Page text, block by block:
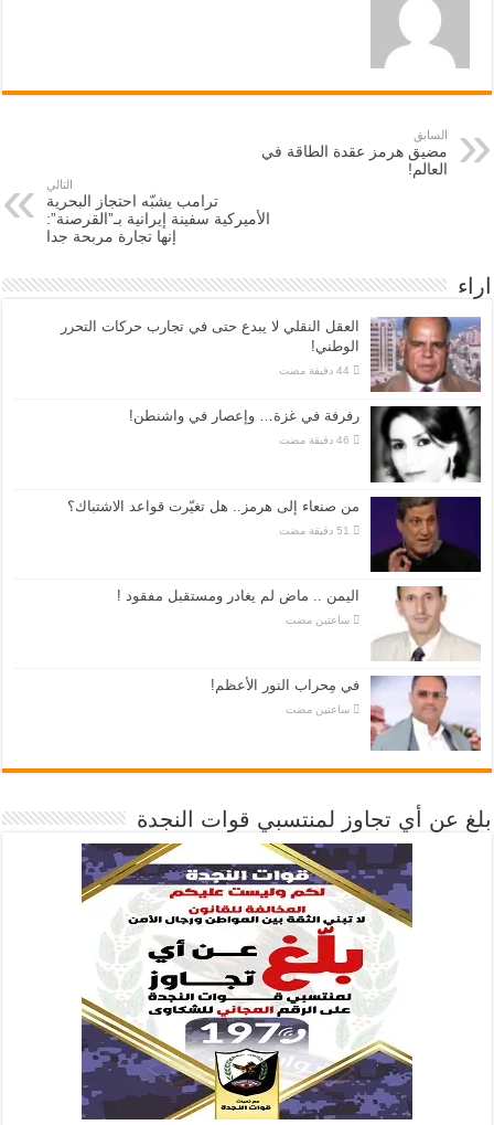
السابق
مضيق هرمز عقدة الطاقة في
العالم!
التالي
ترامب يشبّه احتجاز البحرية
الأميركية سفينة إيرانية بـ”القرصنة”:
إنها تجارة مربحة جدا
اراء
العقل النقلي لا يبدع حتى في تجارب حركات التحرر
الوطني!
رفرفة في غزة… وإعصار في واشنطن!
من صنعاء إلى هرمز.. هل تغيّرت قواعد الاشتباك؟
اليمن .. ماض لم يغادر ومستقبل مفقود !
‏ساعتين مضت
في مِحراب النور الأعظم!
‏ساعتين مضت
بلغ عن أي تجاوز لمنتسبي قوات النجدة